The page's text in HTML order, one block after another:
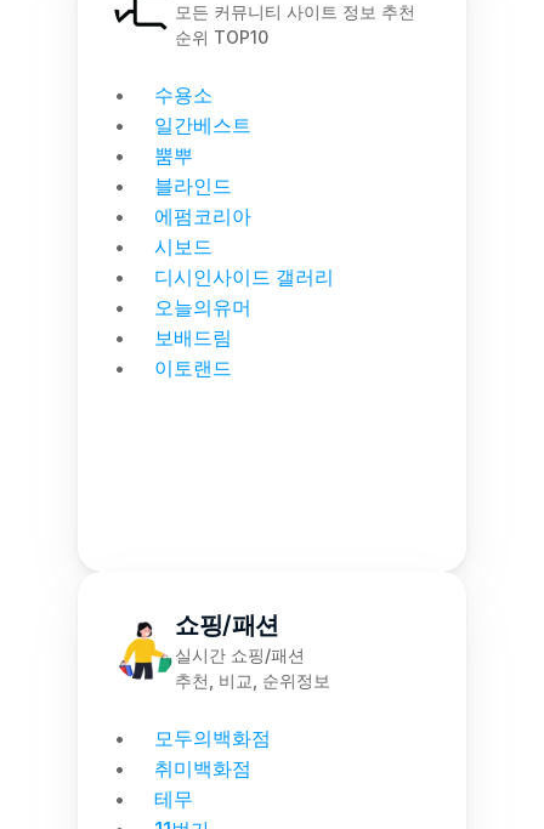
모든 커뮤니티 사이트 정보 추천
순위 TOP10
수용소
일간베스트
뿜뿌
블라인드
에펌코리아
시보드
디시인사이드 갤러리
오늘의유머
보배드림
이토랜드
쇼핑/패션
실시간 쇼핑/패션
추천, 비교, 순위정보
모두의백화점
취미백화점
테무